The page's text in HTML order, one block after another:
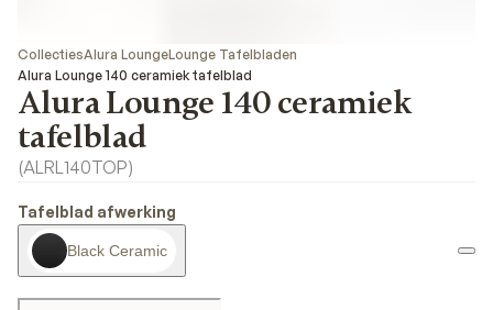
CollectiesAlura LoungeLounge Tafelbladen
Alura Lounge 140 ceramiek tafelblad
Alura Lounge 140 ceramiek
tafelblad
(ALRL140TOP)
Tafelblad afwerking
Black Ceramic